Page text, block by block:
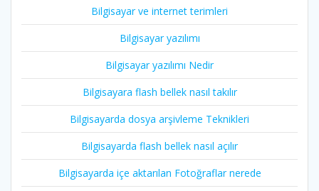
Bilgisayar ve internet terimleri
Bilgisayar yazılımı
Bilgisayar yazılımı Nedir
Bilgisayara flash bellek nasıl takılır
Bilgisayarda dosya arşivleme Teknikleri
Bilgisayarda flash bellek nasıl açılır
Bilgisayarda içe aktarılan Fotoğraflar nerede